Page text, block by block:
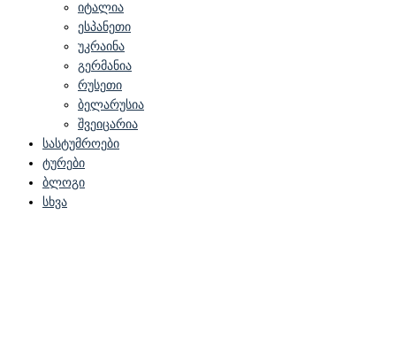
იტალია
ესპანეთი
უკრაინა
გერმანია
რუსეთი
ბელარუსია
შვეიცარია
სასტუმროები
ტურები
ბლოგი
სხვა